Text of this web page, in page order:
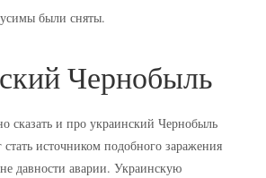
были сняты.
Чернобыль
сказать и про украинский Чернобыль
источником подобного заражения
давности аварии. Украинскую